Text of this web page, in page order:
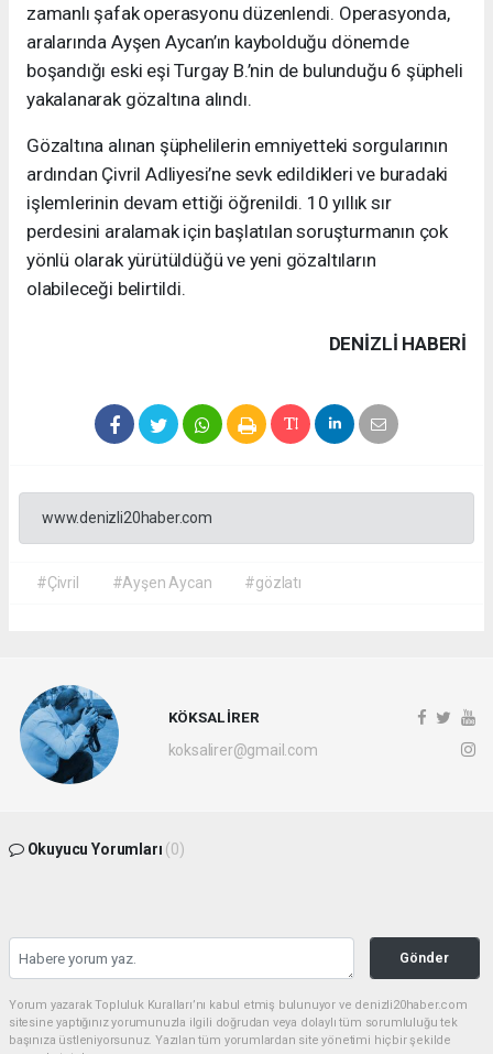
zamanlı şafak operasyonu düzenlendi. Operasyonda,
aralarında Ayşen Aycan’ın kaybolduğu dönemde
boşandığı eski eşi Turgay B.’nin de bulunduğu 6 şüpheli
yakalanarak gözaltına alındı.
Gözaltına alınan şüphelilerin emniyetteki sorgularının
ardından Çivril Adliyesi’ne sevk edildikleri ve buradaki
işlemlerinin devam ettiği öğrenildi. 10 yıllık sır
perdesini aralamak için başlatılan soruşturmanın çok
yönlü olarak yürütüldüğü ve yeni gözaltıların
olabileceği belirtildi.
DENIZLI HABERİ
www.denizli20haber.com
#Çivril #Ayşen Aycan #gözlatı
KÖKSAL İRER
koksalirer@gmail.com
Okuyucu Yorumları (0)
Gönder
Yorum yazarak Topluluk Kuralları’nı kabul etmiş bulunuyor ve denizli20haber.com
sitesine yaptığınız yorumunuzla ilgili doğrudan veya dolaylı tüm sorumluluğu tek
başınıza üstleniyorsunuz. Yazılan tüm yorumlardan site yönetimi hiçbir şekilde